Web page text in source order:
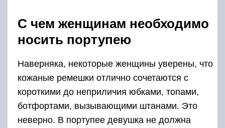
С чем женщинам необходимо
носить портупею
Наверняка, некоторые женщины уверены, что
кожаные ремешки отлично сочетаются с
короткими до неприличия юбками, топами,
ботфортами, вызывающими штанами. Это
неверно. В портупее девушка не должна